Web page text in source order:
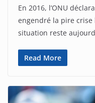
En 2016, l’ONU
engendré la pire
situation reste
Read More